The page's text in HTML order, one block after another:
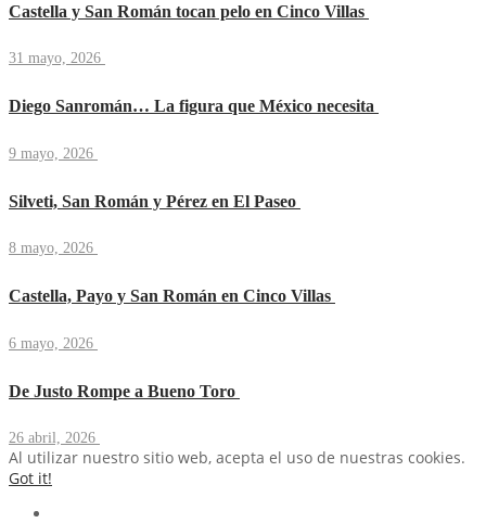
Castella y San Román tocan pelo en Cinco Villas
31 mayo, 2026
Diego Sanromán… La figura que México necesita
9 mayo, 2026
Silveti, San Román y Pérez en El Paseo
8 mayo, 2026
Castella, Payo y San Román en Cinco Villas
6 mayo, 2026
De Justo Rompe a Bueno Toro
26 abril, 2026
Al utilizar nuestro sitio web, acepta el uso de nuestras cookies.
Got it!